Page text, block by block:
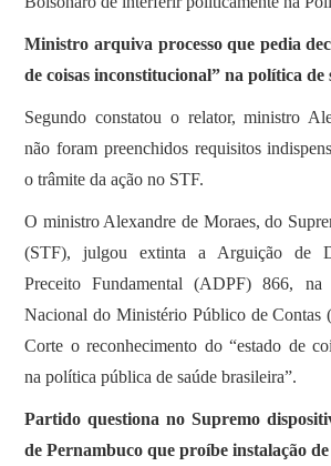
Ministro arquiva processo que pedia
de coisas inconstitucional” na política de
Segundo constatou o relator, ministro
não foram preenchidos requisitos
o trâmite da ação no STF.
O ministro Alexandre de Moraes, do
(STF), julgou extinta a Arguição de
Preceito Fundamental (ADPF) 866, na
Nacional do Ministério Público de Contas
Corte o reconhecimento do “estado de
na política pública de saúde brasileira”.
Partido questiona no Supremo
de Pernambuco que proíbe instalação